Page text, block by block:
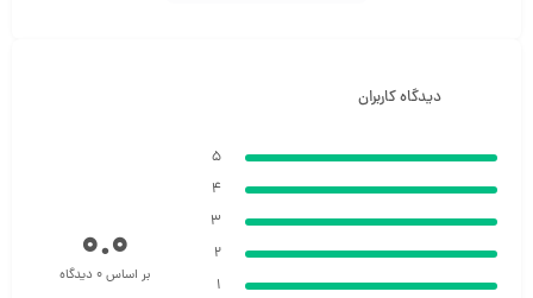
دیدگاه کاربران
5
4
3
2
1
0.0
بر اساس 0 دیدگاه